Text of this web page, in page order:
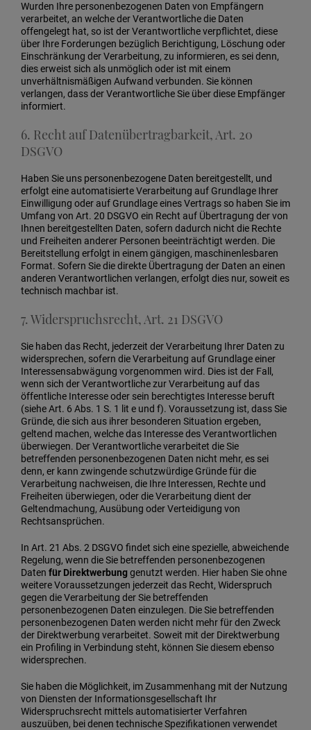
Wurden Ihre personenbezogenen Daten von Empfängern
verarbeitet, an welche der Verantwortliche die Daten
offengelegt hat, so ist der Verantwortliche verpflichtet, diese
über Ihre Forderungen bezüglich Berichtigung, Löschung oder
Einschränkung der Verarbeitung, zu informieren, es sei denn,
dies erweist sich als unmöglich oder ist mit einem
unverhältnismäßigen Aufwand verbunden. Sie können
verlangen, dass der Verantwortliche Sie über diese Empfänger
informiert.
6. Recht auf Datenübertragbarkeit, Art. 20
DSGVO
Haben Sie uns personenbezogene Daten bereitgestellt, und
erfolgt eine automatisierte Verarbeitung auf Grundlage Ihrer
Einwilligung oder auf Grundlage eines Vertrags so haben Sie im
Umfang von Art. 20 DSGVO ein Recht auf Übertragung der von
Ihnen bereitgestellten Daten, sofern dadurch nicht die Rechte
und Freiheiten anderer Personen beeinträchtigt werden. Die
Bereitstellung erfolgt in einem gängigen, maschinenlesbaren
Format. Sofern Sie die direkte Übertragung der Daten an einen
anderen Verantwortlichen verlangen, erfolgt dies nur, soweit es
technisch machbar ist.
7. Widerspruchsrecht, Art. 21 DSGVO
Sie haben das Recht, jederzeit der Verarbeitung Ihrer Daten zu
widersprechen, sofern die Verarbeitung auf Grundlage einer
Interessensabwägung vorgenommen wird. Dies ist der Fall,
wenn sich der Verantwortliche zur Verarbeitung auf das
öffentliche Interesse oder sein berechtigtes Interesse beruft
(siehe Art. 6 Abs. 1 S. 1 lit e und f). Voraussetzung ist, dass Sie
Gründe, die sich aus ihrer besonderen Situation ergeben,
geltend machen, welche das Interesse des Verantwortlichen
überwiegen. Der Verantwortliche verarbeitet die Sie
betreffenden personenbezogenen Daten nicht mehr, es sei
denn, er kann zwingende schutzwürdige Gründe für die
Verarbeitung nachweisen, die Ihre Interessen, Rechte und
Freiheiten überwiegen, oder die Verarbeitung dient der
Geltendmachung, Ausübung oder Verteidigung von
Rechtsansprüchen.
In Art. 21 Abs. 2 DSGVO findet sich eine spezielle, abweichende
Regelung, wenn die Sie betreffenden personenbezogenen
Daten für Direktwerbunggenutzt werden. Hier haben Sie ohne
weitere Voraussetzungen jederzeit das Recht, Widerspruch
gegen die Verarbeitung der Sie betreffenden
personenbezogenen Daten einzulegen. Die Sie betreffenden
personenbezogenen Daten werden nicht mehr für den Zweck
der Direktwerbung verarbeitet. Soweit mit der Direktwerbung
ein Profiling in Verbindung steht, können Sie diesem ebenso
widersprechen.
Sie haben die Möglichkeit, im Zusammenhang mit der Nutzung
von Diensten der Informationsgesellschaft Ihr
Widerspruchsrecht mittels automatisierter Verfahren
auszuüben, bei denen technische Spezifikationen verwendet